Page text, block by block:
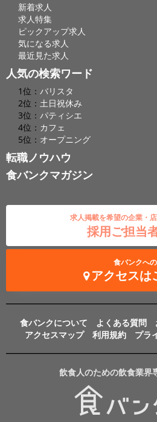
新着求人
求人特集
ピックアップ求人
気になる求人
最近見た求人
人気の検索ワード
1位： バリスタ
2位： 土日祝休み
3位： パティシエ
4位： カフェ
5位： オープニング
転職ノウハウ
食バンクマガジン
求人掲載を希望の企業・
採用ご担当
食バンクへの
アクセスは
食バンクについて よくある質問
アクセスマップ
利用規約 プラ
飲食人のための飲食業界